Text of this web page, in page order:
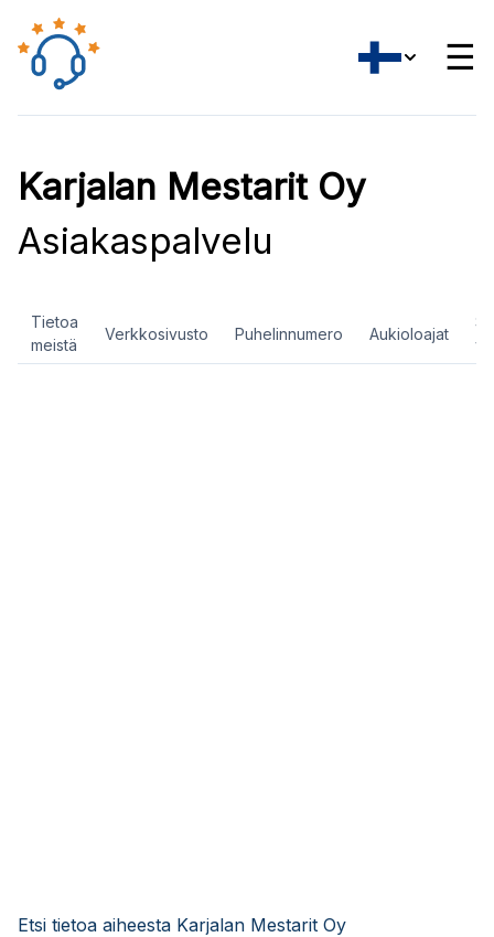
☰
Karjalan Mestarit Oy
Asiakaspalvelu
Tietoa
meistä
Verkkosivusto Puhelinnumero Aukioloajat
Etsi tietoa aiheesta Karjalan Mestarit Oy